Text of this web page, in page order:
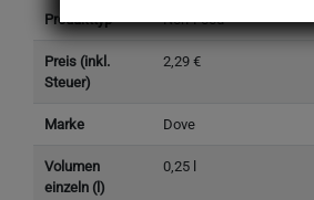
Produkttyp Non-Food
Preis (inkl.
Steuer)
2,29 €
Marke Dove
Volumen
einzeln (l)
0,25 l